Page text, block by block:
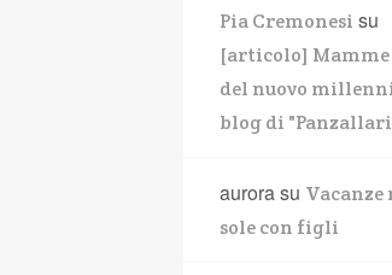
Pia Cremonesi su
[articolo]
del nuovo
blog di
aurorasu Vacanze
sole con figli